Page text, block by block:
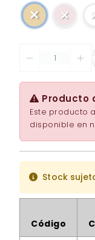
✕ ✕
Producto
Este producto
disponible en
Stock
Código